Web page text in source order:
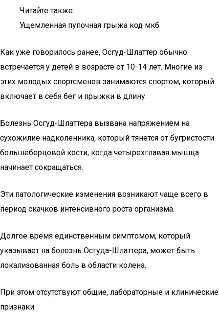
Читайте также:
Ущемленная пупочная грыжа код мкб
Как уже говорилось ранее, Осгуд-Шлаттер обычно
встречается у детей в возрасте от 10-14 лет. Многие из
этих молодых спортсменов занимаются спортом, который
включает в себя бег и прыжки в длину.
Болезнь Осгуд-Шлаттера вызвана напряжением на
сухожилие надколенника, который тянется от бугристости
большеберцовой кости, когда четырехглавая мышца
начинает сокращаться.
Эти патологические изменения возникают чаще всего в
период скачков интенсивного роста организма.
Долгое время единственным симптомом, который
указывает на болезнь Осгуда-Шлаттера, может быть
локализованная боль в области колена.
При этом отсутствуют общие, лабораторные и клинические
признаки.